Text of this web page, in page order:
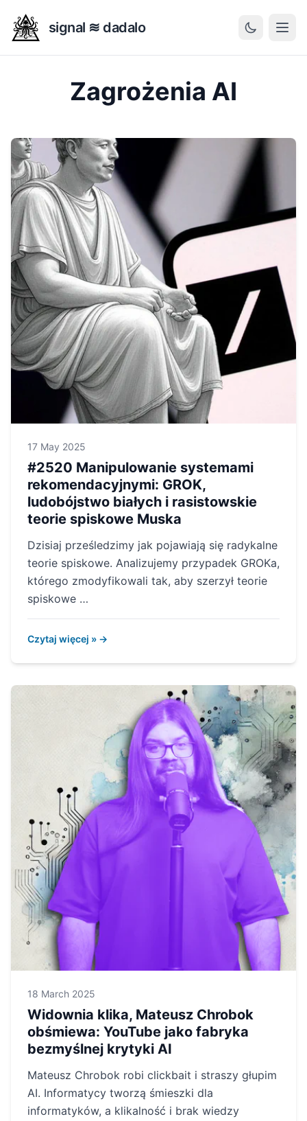
signal ≋ dadalo
Zagrożenia AI
17 May 2025
#2520 Manipulowanie systemami
rekomendacyjnymi: GROK,
ludobójstwo białych i rasistowskie
teorie spiskowe Muska
Dzisiaj prześledzimy jak pojawiają się radykalne
teorie spiskowe. Analizujemy przypadek GROKa,
którego zmodyfikowali tak, aby szerzył teorie
spiskowe …
Czytaj więcej » →
18 March 2025
Widownia klika, Mateusz Chrobok
obśmiewa: YouTube jako fabryka
bezmyślnej krytyki AI
Mateusz Chrobok robi clickbait i straszy głupim
AI. Informatycy tworzą śmieszki dla
informatyków, a klikalność i brak wiedzy